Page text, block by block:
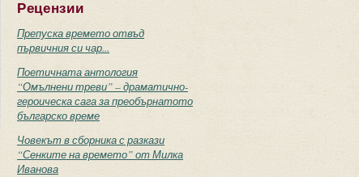
Рецензии
Препуска времето отвъд
първичния си чар...
Поетичната антология
“Омълнени треви” – драматично-
героическа сага за преобърнатото
българско време
Човекът в сборника с разкази
“Сенките на времето” от Милка
Иванова